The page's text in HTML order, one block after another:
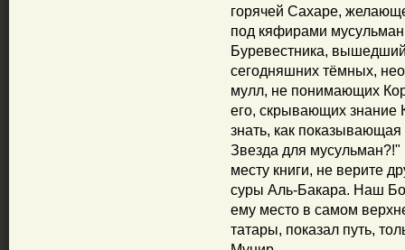
горячей Сахаре,
под кяфирами мусульман
Буревестника,
сегодняшних тёмных,
мулл, не понимающих
его, скрывающих знание
знать, как
Звезда для
месту книги, не верите
суры Аль-Бакара. Наш
ему место в самом
татары, показал путь,